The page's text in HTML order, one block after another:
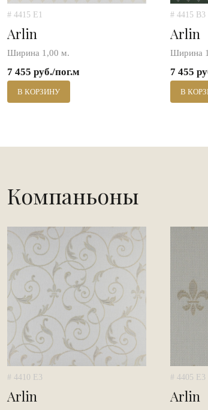
# 4415 E1
Arlin
Ширина 1,00 м.
7 455 руб./пог.м
В КОРЗИНУ
# 4415 B3
Arlin
Ширина
7 455
В
Компаньоны
# 4410 E3
Arlin
# 4405 E3
Arlin